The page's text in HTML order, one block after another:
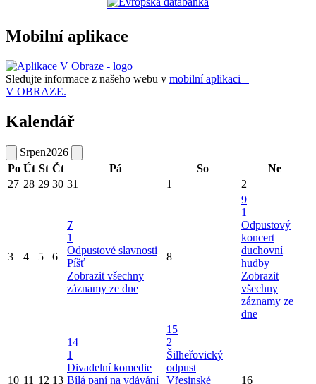
Mobilní aplikace
Sledujte informace z našeho webu v mobilní aplikaci –
V OBRAZE.
Kalendář
Srpen2026
Po Út St Čt Pá So
Ne
27 28 29 30 31 1 2
3 4 5 6
7
1
Odpustové slavnosti
Píšť
Zobrazit všechny
záznamy ze dne
8
9
1
Odpustový
koncert
duchovní
hudby
Zobrazit
všechny
záznamy ze
dne
10 11 12 13
14
1
Divadelní komedie
Bílá paní na vdávání
15
2
Šilheřovický
odpust
Vřesinské
16